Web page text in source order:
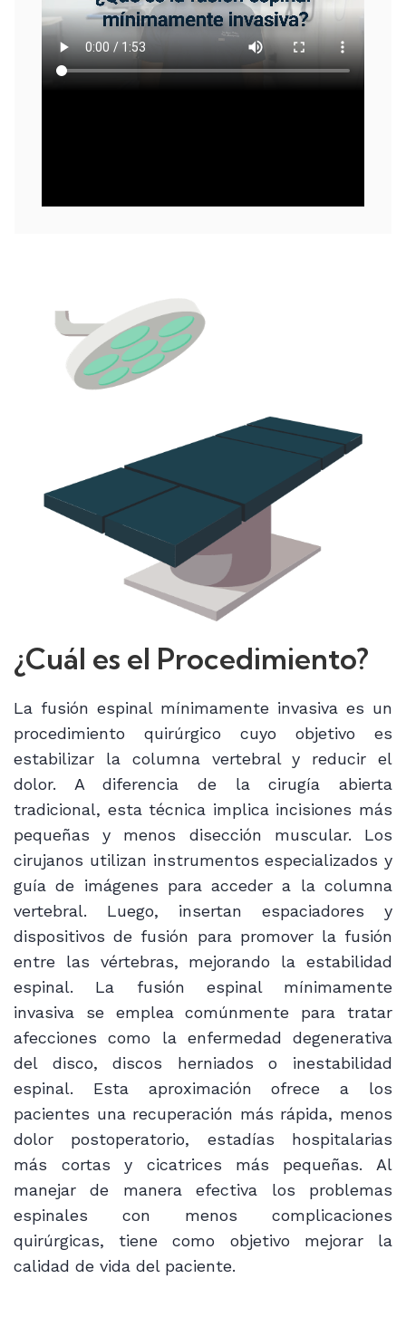
¿Cuál es el Procedimiento?
La fusión espinal mínimamente invasiva es un
procedimiento quirúrgico cuyo objetivo es
estabilizar la columna vertebral y reducir el
dolor. A diferencia de la cirugía abierta
tradicional, esta técnica implica incisiones más
pequeñas y menos disección muscular. Los
cirujanos utilizan instrumentos especializados y
guía de imágenes para acceder a la columna
vertebral. Luego, insertan espaciadores y
dispositivos de fusión para promover la fusión
entre las vértebras, mejorando la estabilidad
espinal. La fusión espinal mínimamente
invasiva se emplea comúnmente para tratar
afecciones como la enfermedad degenerativa
del disco, discos herniados o inestabilidad
espinal. Esta aproximación ofrece a los
pacientes una recuperación más rápida, menos
dolor postoperatorio, estadías hospitalarias
más cortas y cicatrices más pequeñas. Al
manejar de manera efectiva los problemas
espinales con menos complicaciones
quirúrgicas, tiene como objetivo mejorar la
calidad de vida del paciente.